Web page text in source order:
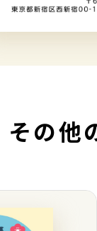
その他